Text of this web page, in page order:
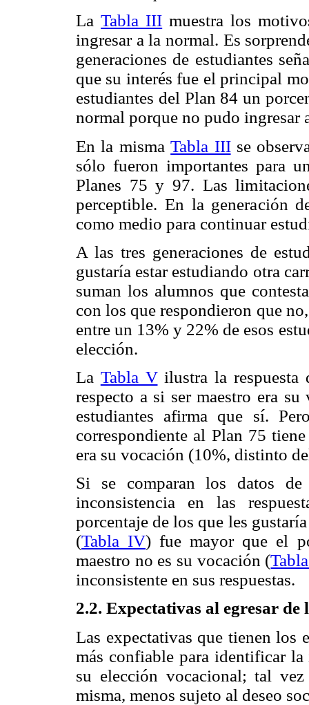
LaTabla III muestra los
ingresar a la normal. Es
generaciones de estudiantes
que su interés fue el principal
estudiantes del Plan 84 un
normal porque no pudo ingresar
En la mismaTabla IIIse
sólo fueron importantes para
Planes 75 y 97. Las
perceptible. En la generación
como medio para continuar
A las tres generaciones de
gustaría estar estudiando otra
suman los alumnos que
con los que respondieron que
entre un 13% y 22% de esos
elección.
La Tabla Vilustra la respuesta
respecto a si ser maestro era
estudiantes afirma que sí.
correspondiente al Plan 75
era su vocación (10%, distinto
Si se comparan los datos
inconsistencia en las
porcentaje de los que les
(Tabla IV) fue mayor que el
maestro no es su vocación (
inconsistente en sus respuestas.
2.2. Expectativas al egresar de
Las expectativas que tienen los
más confiable para identificar
su elección vocacional; tal
misma, menos sujeto al deseo